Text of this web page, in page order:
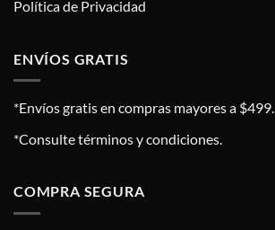
Política de Privacidad
ENVÍOS GRATIS
*Envíos gratis en compras mayores a $499.
*Consulte términos y condiciones.
COMPRA SEGURA